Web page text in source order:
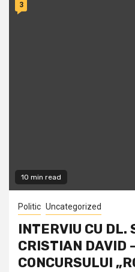
10 min read
3
Politic Uncategorized
INTERVIU CU DL.
CRISTIAN DAVID
CONCURSULUI